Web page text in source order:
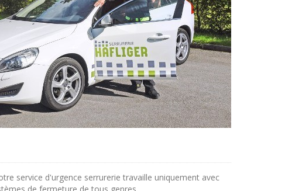
service d'urgence serrurerie travaille uniquement avec